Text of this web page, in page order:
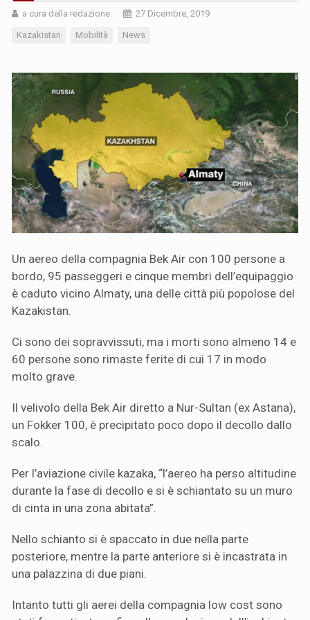
a cura della redazione 27 Dicembre, 2019
Kazakistan Mobilità News
Un aereo della compagnia Bek Air con 100 persone a
bordo, 95 passeggeri e cinque membri dell’equipaggio
è caduto vicino Almaty, una delle città più popolose del
Kazakistan.
Ci sono dei sopravvissuti, ma i morti sono almeno 14 e
60 persone sono rimaste ferite di cui 17 in modo
molto grave.
Il velivolo della Bek Air diretto a Nur-Sultan (ex Astana),
un Fokker 100, è precipitato poco dopo il decollo dallo
scalo.
Per l’aviazione civile kazaka, “l’aereo ha perso altitudine
durante la fase di decollo e si è schiantato su un muro
di cinta in una zona abitata”.
Nello schianto si è spaccato in due nella parte
posteriore, mentre la parte anteriore si è incastrata in
una palazzina di due piani.
Intanto tutti gli aerei della compagnia low cost sono